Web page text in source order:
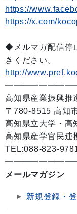
https://
https://x.com/
◆メルマガ配信停
きください。
http://
高知県産業振興推
〒780-8515 高知
高知県立大学・高
高知県産学官民連
TEL:088-823-
メールマガジン
新規登録・